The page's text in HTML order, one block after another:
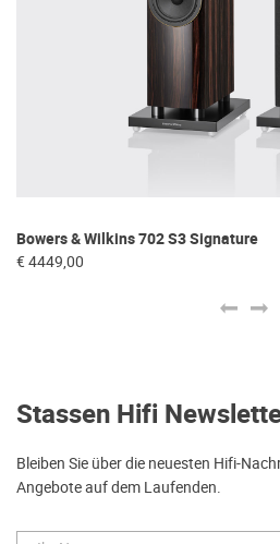
Bowers & Wilkins 702 S3 Signature
€ 4449,00
Stassen Hifi
Bleiben Sie über die neuesten Hifi-
Angebote auf dem Laufenden.